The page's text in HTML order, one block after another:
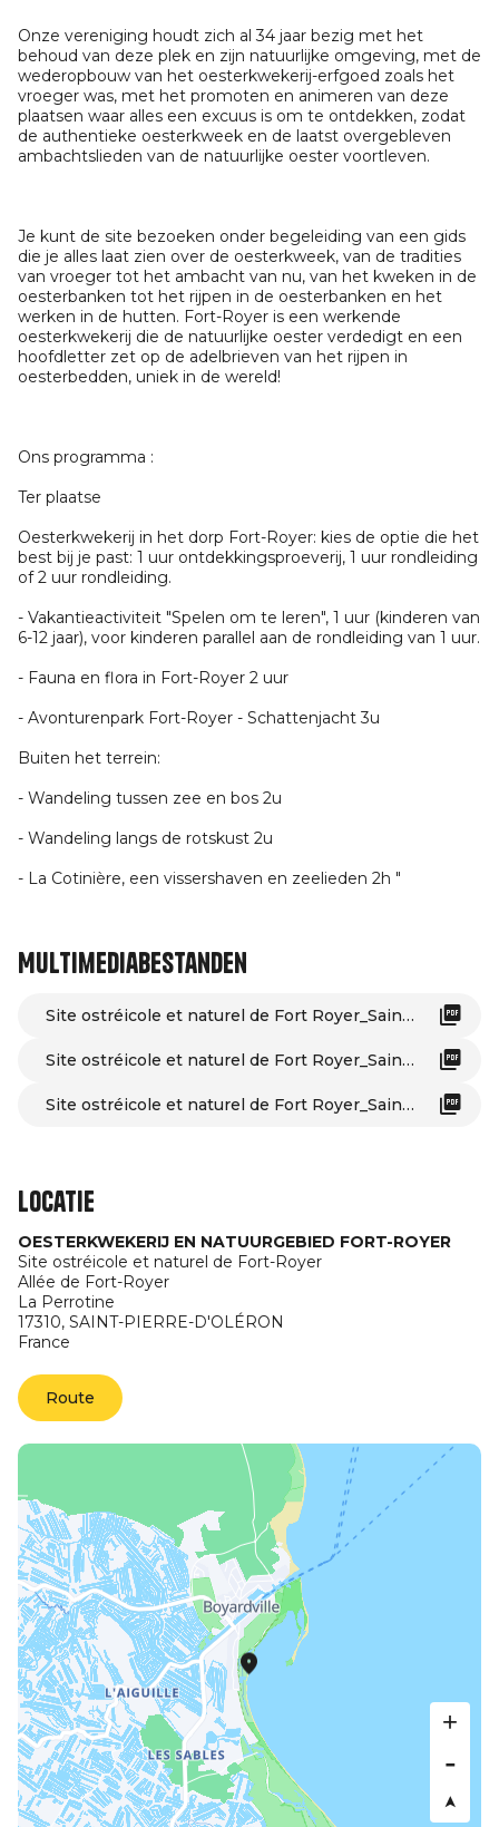
Onze vereniging houdt zich al 34 jaar bezig met het
behoud van deze plek en zijn natuurlijke omgeving, met de
wederopbouw van het oesterkwekerij-erfgoed zoals het
vroeger was, met het promoten en animeren van deze
plaatsen waar alles een excuus is om te ontdekken, zodat
de authentieke oesterkweek en de laatst overgebleven
ambachtslieden van de natuurlijke oester voortleven.
Je kunt de site bezoeken onder begeleiding van een gids
die je alles laat zien over de oesterkweek, van de tradities
van vroeger tot het ambacht van nu, van het kweken in de
oesterbanken tot het rijpen in de oesterbanken en het
werken in de hutten. Fort-Royer is een werkende
oesterkwekerij die de natuurlijke oester verdedigt en een
hoofdletter zet op de adelbrieven van het rijpen in
oesterbedden, uniek in de wereld!
Ons programma :
Ter plaatse
Oesterkwekerij in het dorp Fort-Royer: kies de optie die het
best bij je past: 1 uur ontdekkingsproeverij, 1 uur rondleiding
of 2 uur rondleiding.
- Vakantieactiviteit "Spelen om te leren", 1 uur (kinderen van
6-12 jaar), voor kinderen parallel aan de rondleiding van 1 uur.
- Fauna en flora in Fort-Royer 2 uur
- Avonturenpark Fort-Royer - Schattenjacht 3u
Buiten het terrein:
- Wandeling tussen zee en bos 2u
- Wandeling langs de rotskust 2u
- La Cotinière, een vissershaven en zeelieden 2h "
Multimediabestanden
Site ostréicole et naturel de Fort Royer_Saint-Pierre-d'Oléron
Site ostréicole et naturel de Fort Royer_Saint-Pierre-d'Oléron
Site ostréicole et naturel de Fort Royer_Saint-Pierre-d'Oléron
Locatie
OESTERKWEKERIJ EN NATUURGEBIED FORT-ROYER
Site ostréicole et naturel de Fort-Royer
Allée de Fort-Royer
La Perrotine
17310, SAINT-PIERRE-D'OLÉRON
France
Route